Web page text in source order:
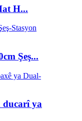
H...
Şeş...
ya